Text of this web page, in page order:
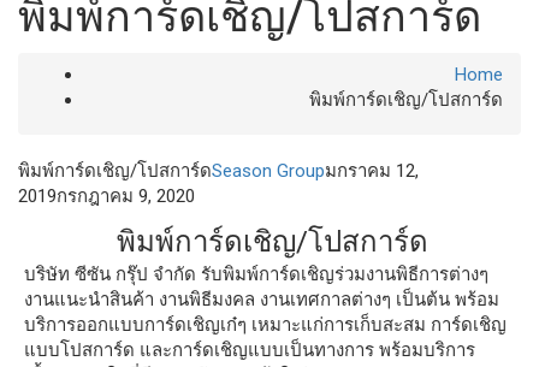
พิมพ์การ์ดเชิญ/โปสการ์ด
Home
พิมพ์การ์ดเชิญ/โปสการ์ด
พิมพ์การ์ดเชิญ/โปสการ์ดSeason Groupมกราคม 12,
2019กรกฎาคม 9, 2020
พิมพ์การ์ดเชิญ/โปสการ์ด
บริษัท ซีซัน กรุ๊ป จำกัด รับพิมพ์การ์ดเชิญร่วมงานพิธีการต่างๆ
งานแนะนำสินค้า งานพิธีมงคล งานเทศกาลต่างๆ เป็นต้น พร้อม
บริการออกแบบการ์ดเชิญเก๋ๆ เหมาะแก่การเก็บสะสม การ์ดเชิญ
แบบโปสการ์ด และการ์ดเชิญแบบเป็นทางการ พร้อมบริการ